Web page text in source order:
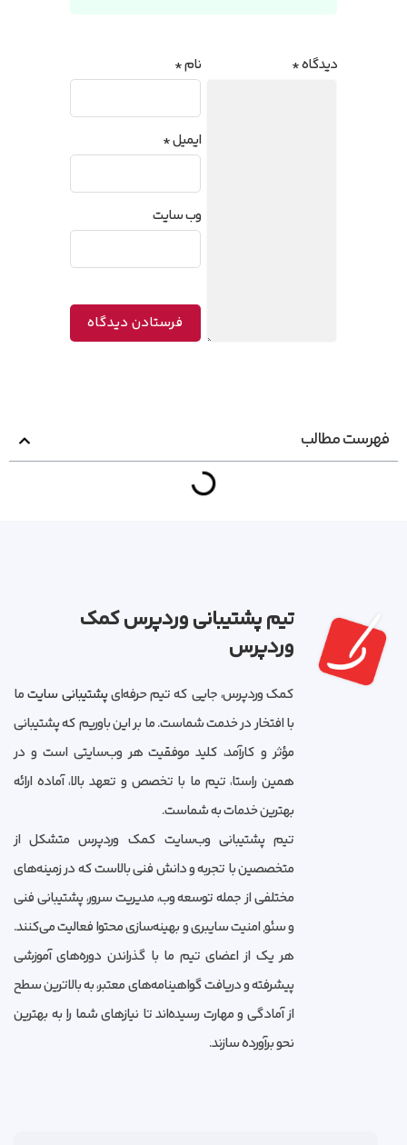
دیدگاه* نام*
ایمیل*
وب‌ سایت
فهرست مطالب
تیم پشتیبانی وردپرس کمک
وردپرس
کمک وردپرس، جایی که تیم حرفه‌ایپشتیبانی سایتما
با افتخار در خدمت شماست. ما بر این باوریم که پشتیبانی
مؤثر و کارآمد، کلید موفقیت هر وب‌سایتی است و در
همین راستا، تیم ما با تخصص و تعهد بالا، آماده ارائه
بهترین خدمات به شماست.
تیم پشتیبانی وب‌سایت کمک وردپرس متشکل از
متخصصین با تجربه و دانش فنی بالاست که در زمینه‌های
مختلفی از جمله توسعه وب، مدیریت سرور، پشتیبانی فنی
و سئو, امنیت سایبری و بهینه‌سازی محتوا فعالیت می‌کنند.
هر یک از اعضای تیم ما با گذراندن دوره‌های آموزشی
پیشرفته و دریافت گواهینامه‌های معتبر، به بالاترین سطح
از آمادگی و مهارت رسیده‌اند تا نیازهای شما را به بهترین
نحو برآورده سازند.